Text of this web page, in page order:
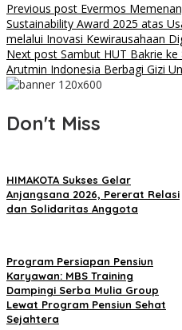
Previous post Evermos
Sustainability Award 2025 atas
melalui Inovasi Kewirausahaan
Next post Sambut HUT Bakrie
Arutmin Indonesia Berbagi Gizi
Don't Miss
HIMAKOTA Sukses Gelar
Anjangsana 2026, Pererat Relasi
dan Solidaritas Anggota
Program Persiapan Pensiun
Karyawan: MBS Training
Dampingi Serba Mulia Group
Lewat Program Pensiun Sehat
Sejahtera